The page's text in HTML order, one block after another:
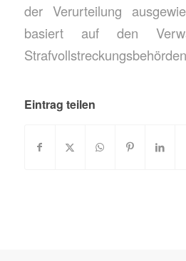
der Verurteilung
basiert auf den
Eintrag teilen